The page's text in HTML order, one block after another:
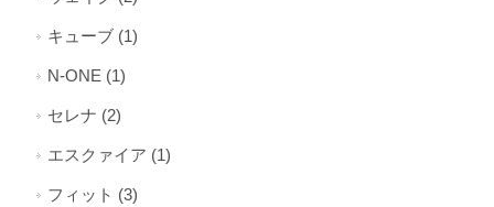
キューブ (1)
N-ONE (1)
セレナ (2)
エスクァイア (1)
フィット (3)